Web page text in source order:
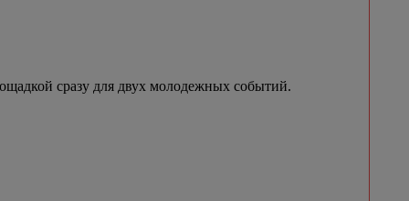
сразу для двух молодежных событий.